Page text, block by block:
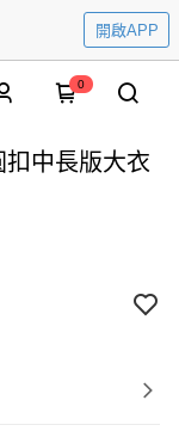
開啟APP
0
扣中長版大衣